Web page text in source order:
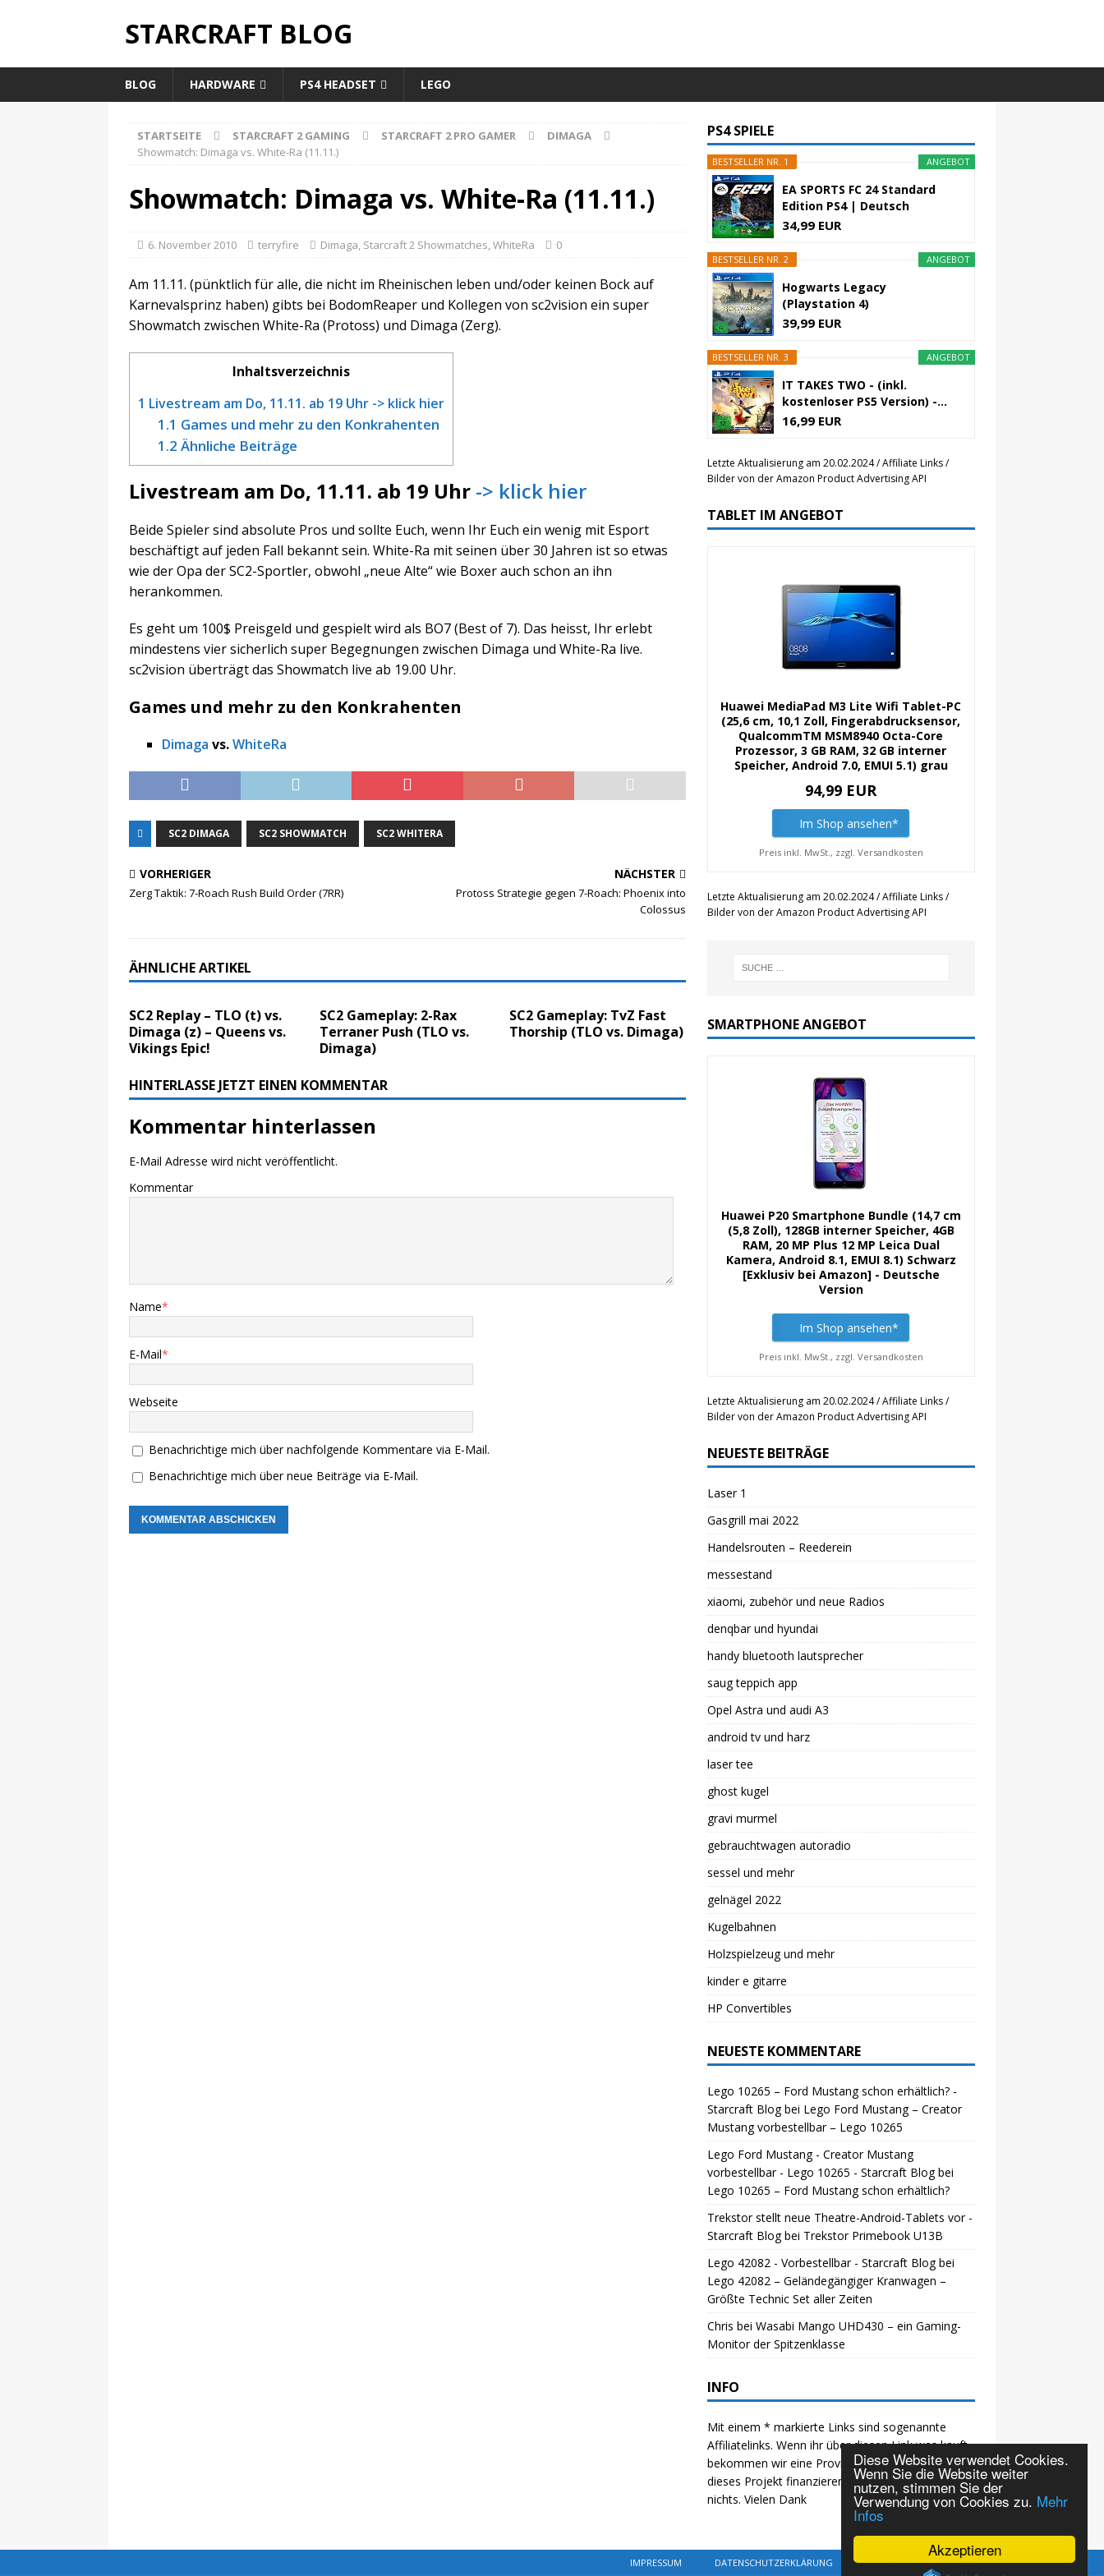
Akzeptieren
Diese Website verwendet Cookies.
Wenn Sie die Website weiter
nutzen, stimmen Sie der
Verwendung von Cookies zu. Mehr
Infos
STARCRAFT BLOG
BLOG HARDWARE PS4 HEADSET LEGO
STARTSEITE STARCRAFT 2 GAMING STARCRAFT 2 PRO GAMER
DIMAGA
Showmatch: Dimaga vs. White-Ra (11.11.)
Showmatch: Dimaga vs. White-Ra (11.11.)
6. November 2010 terryfire Dimaga, Starcraft 2 Showmatches,WhiteRa 0
Am 11.11. (pünktlich für alle, die nicht im Rheinischen leben und/oder keinen Bock auf
Karnevalsprinz haben) gibts bei BodomReaper und Kollegen von sc2vision ein super
Showmatch zwischen White-Ra (Protoss) und Dimaga (Zerg).
Inhaltsverzeichnis
1 Livestream am Do, 11.11. ab 19 Uhr -> klick hier
1.1 Games und mehr zu den Konkrahenten
1.2 Ähnliche Beiträge
Livestream am Do, 11.11. ab 19 Uhr -> klick hier
Beide Spieler sind absolute Pros und sollte Euch, wenn Ihr Euch ein wenig mit Esport
beschäftigt auf jeden Fall bekannt sein. White-Ra mit seinen über 30 Jahren ist so etwas
wie der Opa der SC2-Sportler, obwohl „neue Alte“ wie Boxer auch schon an ihn
herankommen.
Es geht um 100$ Preisgeld und gespielt wird als BO7 (Best of 7). Das heisst, Ihr erlebt
mindestens vier sicherlich super Begegnungen zwischen Dimaga und White-Ra live.
sc2vision überträgt das Showmatch live ab 19.00 Uhr.
Games und mehr zu den Konkrahenten
Dimaga vs.WhiteRa
SC2 DIMAGA SC2 SHOWMATCH SC2 WHITERA
VORHERIGER
Zerg Taktik: 7-Roach Rush Build Order (7RR)
NÄCHSTER
Protoss Strategie gegen 7-Roach: Phoenix into
Colossus
ÄHNLICHE ARTIKEL
SC2 Replay – TLO (t) vs.
Dimaga (z) – Queens vs.
Vikings Epic!
SC2 Gameplay: 2-Rax
Terraner Push (TLO vs.
Dimaga)
SC2 Gameplay: TvZ Fast
Thorship (TLO vs. Dimaga)
HINTERLASSE JETZT EINEN KOMMENTAR
Kommentar hinterlassen
E-Mail Adresse wird nicht veröffentlicht.
Kommentar
Name*
E-Mail*
Webseite
Benachrichtige mich über nachfolgende Kommentare via E-Mail.
Benachrichtige mich über neue Beiträge via E-Mail.
PS4 SPIELE
ANGEBOT
BESTSELLER NR. 1
EA SPORTS FC 24 Standard
Edition PS4 | Deutsch
34,99 EUR
ANGEBOT
BESTSELLER NR. 2
Hogwarts Legacy
(Playstation 4)
39,99 EUR
ANGEBOT
BESTSELLER NR. 3
IT TAKES TWO - (inkl.
kostenloser PS5 Version) -...
16,99 EUR
Letzte Aktualisierung am 20.02.2024 / Affiliate Links /
Bilder von der Amazon Product Advertising API
TABLET IM ANGEBOT
Huawei MediaPad M3 Lite Wifi Tablet-PC
(25,6 cm, 10,1 Zoll, Fingerabdrucksensor,
QualcommTM MSM8940 Octa-Core
Prozessor, 3 GB RAM, 32 GB interner
Speicher, Android 7.0, EMUI 5.1) grau
94,99 EUR
Im Shop ansehen*
Preis inkl. MwSt., zzgl. Versandkosten
Letzte Aktualisierung am 20.02.2024 / Affiliate Links /
Bilder von der Amazon Product Advertising API
SMARTPHONE ANGEBOT
Huawei P20 Smartphone Bundle (14,7 cm
(5,8 Zoll), 128GB interner Speicher, 4GB
RAM, 20 MP Plus 12 MP Leica Dual
Kamera, Android 8.1, EMUI 8.1) Schwarz
[Exklusiv bei Amazon] - Deutsche
Version
Im Shop ansehen*
Preis inkl. MwSt., zzgl. Versandkosten
Letzte Aktualisierung am 20.02.2024 / Affiliate Links /
Bilder von der Amazon Product Advertising API
NEUESTE BEITRÄGE
Laser 1
Gasgrill mai 2022
Handelsrouten – Reederein
messestand
xiaomi, zubehör und neue Radios
denqbar und hyundai
handy bluetooth lautsprecher
saug teppich app
Opel Astra und audi A3
android tv und harz
laser tee
ghost kugel
gravi murmel
gebrauchtwagen autoradio
sessel und mehr
gelnägel 2022
Kugelbahnen
Holzspielzeug und mehr
kinder e gitarre
HP Convertibles
NEUESTE KOMMENTARE
Lego 10265 – Ford Mustang schon erhältlich? -
Starcraft Blogbei Lego Ford Mustang – Creator
Mustang vorbestellbar – Lego 10265
Lego Ford Mustang - Creator Mustang
vorbestellbar - Lego 10265 - Starcraft Blogbei
Lego 10265 – Ford Mustang schon erhältlich?
Trekstor stellt neue Theatre-Android-Tablets vor -
Starcraft Blogbei Trekstor Primebook U13B
Lego 42082 - Vorbestellbar - Starcraft Blogbei
Lego 42082 – Geländegängiger Kranwagen –
Größte Technic Set aller Zeiten
Chris bei Wasabi Mango UHD430 – ein Gaming-
Monitor der Spitzenklasse
INFO
Mit einem * markierte Links sind sogenannte
Affiliatelinks. Wenn ihr über diesen Link was kauft,
bekommen wir eine Provision und können so
dieses Projekt finanzieren. Für euch ändert sich
nichts. Vielen Dank
IMPRESSUM DATENSCHUTZERKLÄRUNG KONTAKT SITEMAP